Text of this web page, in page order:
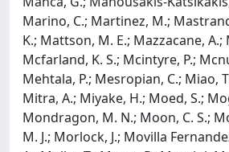
Marino, C.; Martinez, M.;
K.; Mattson, M. E.; Mazzacane, A.;
Mcfarland, K. S.; Mcintyre, P.;
Mehtala, P.; Mesropian, C.; Miao,
Mitra, A.; Miyake, H.; Moed, S.;
Mondragon, M. N.; Moon, C. S.;
M. J.; Morlock, J.; Movilla